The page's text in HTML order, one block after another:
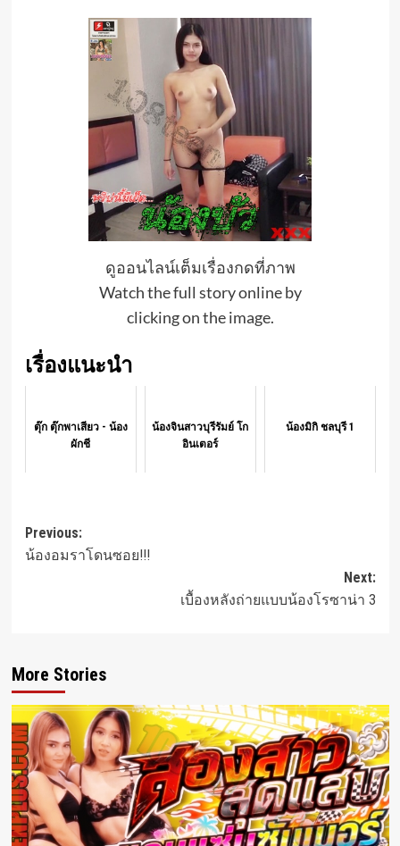
ดูออนไลน์เต็มเรื่องกดที่ภาพ
Watch the full story online by
clicking on the image.
เรื่องแนะนำ
ตุ๊ก ตุ๊กพาเสียว - น้อง
ผักชี
น้องจินสาวบุรีรัมย์ โก
อินเตอร์
น้องมิกิ ชลบุรี 1
Post
navigation
Previous:
น้องอมราโดนซอย!!!
Next:
เบื้องหลังถ่ายแบบน้องโรซาน่า 3
More Stories